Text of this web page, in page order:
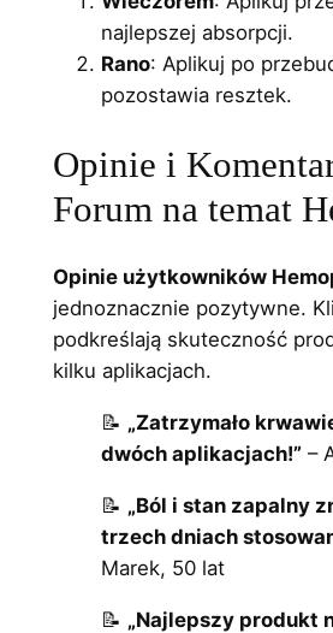
najlepszej absorpcji.
Rano: Aplikuj po
pozostawia resztek.
Opinie i
Forum na temat
Opinie użytkowników
jednoznacznie pozytywne.
podkreślają skuteczność
kilku aplikacjach.
📝 „Zatrzymało
dwóch aplikacjach!”–
📝 „Ból i stan zapalny
trzech dniach
Marek, 50 lat
📝 „Najlepszy produkt